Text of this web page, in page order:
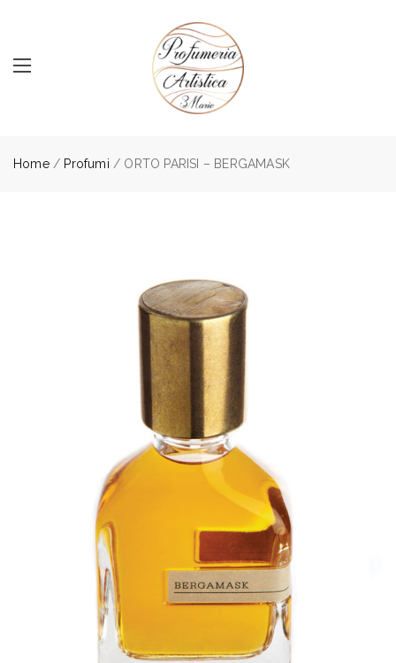
Home/ Profumi / ORTO PARISI – BERGAMASK